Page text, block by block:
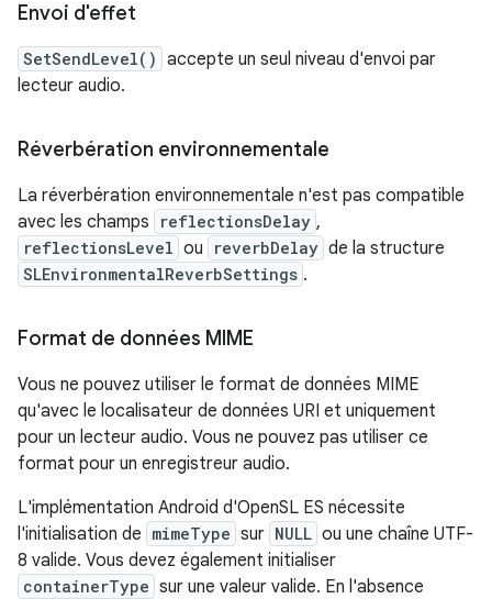
Envoi d'effet
SetSendLevel() accepte un seul niveau d'envoi par
lecteur audio.
Réverbération environnementale
La réverbération environnementale n'est pas compatible
avec les champs
reflectionsDelay ,
reflectionsLevel ou reverbDelay de la structure
SLEnvironmentalReverbSettings .
Format de données MIME
Vous ne pouvez utiliser le format de données MIME
qu'avec le localisateur de données URI et uniquement
pour un lecteur audio. Vous ne pouvez pas utiliser ce
format pour un enregistreur audio.
L'implémentation Android d'OpenSL ES nécessite
l'initialisation de mimeType sur NULL ou une chaîne UTF-
8 valide. Vous devez également initialiser
containerType sur une valeur valide. En l'absence